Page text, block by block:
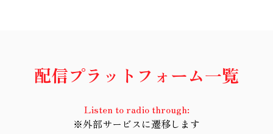
配信プラットフォーム一覧
Listen to radio through:
※外部サービスに遷移します